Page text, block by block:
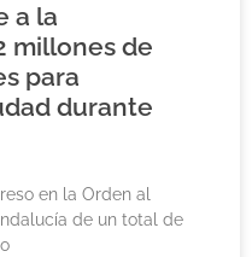
a la
millones de
para
durante
en la Orden al
de un total de